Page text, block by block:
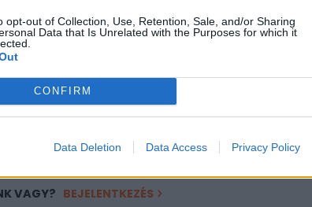
opt-out of Collection, Use, Retention, Sale, and/or Sharing
Data that Is Unrelated with the Purposes for which it
CONFIRM
Data Deletion Data Access Privacy Policy
tartalmazza:
cikkarchívum
elmúlt 2 év napon belüli
VAGY? BEJELENTKEZÉS